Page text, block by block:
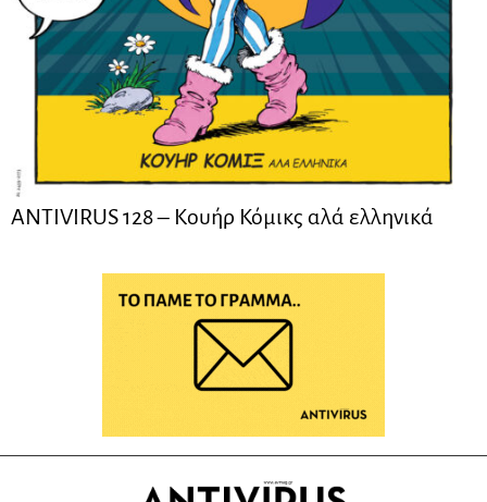
ANTIVIRUS 128 – Kουήρ Κόμικς αλά ελληνικά